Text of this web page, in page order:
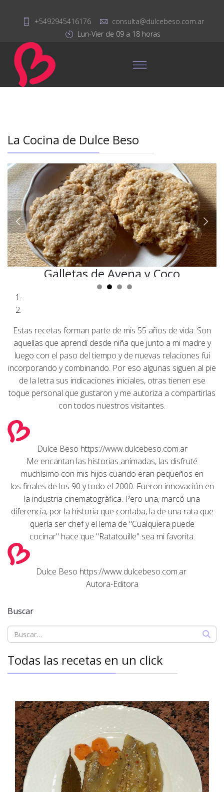
+5492945416176
consulta@dulcebeso.com.ar
Lun-Vier de 09 a 18 horas
La Cocina de Dulce Beso
Galletas de Avena y Coco
Nutritivas y deliciosas
Estas recetas forman parte de mis 55 años de vida. Son
aquellas que aprendí desde niña que junto a mi madre y
luego con el paso del tiempo y de nuevas relaciones fui
incorporando y combinando. Por eso algunas siguen al pie
de la letra sus indicaciones iniciales, otras tienen ese
toque personal que gustaron y me autoriza a compartirlas
con todos nuestros visitantes.
Dulce Beso https://www.dulcebeso.com.ar
Me encantan las historias animadas, las disfruté
muchísimo con mis hijos cuando eran pequeños en
los finales de los 90 y todo el 2000. Fueron innovación en
la industria cinematográfica. Pero una, marcó una
diferencia, por la historia que contaba, la de una rata que
quería ser chef y el lema de "Cualquiera puede
cocinar" hace que "Ratatouille" sea mi favorita.
Dulce Beso https://www.dulcebeso.com.ar
Autora-Editora
Buscar
Todas las recetas en un click